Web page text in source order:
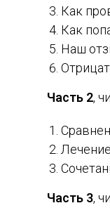
Как
Как
Наш
Часть 2,
Часть 3,